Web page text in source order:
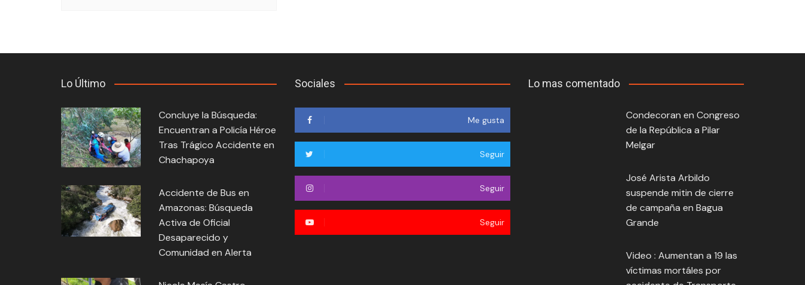
Lo Último
Concluye la Búsqueda:
Encuentran a Policía Héroe
Tras Trágico Accidente en
Chachapoya
Accidente de Bus en
Amazonas: Búsqueda
Activa de Oficial
Desaparecido y
Comunidad en Alerta
Sociales
Me gusta
Seguir
Seguir
Seguir
Lo mas comentado
Condecoran en Congreso
de la República a Pilar
Melgar
José Arista Arbildo
suspende mitin de cierre
de campaña en Bagua
Grande
Video : Aumentan a 19 las
víctimas mortáles por